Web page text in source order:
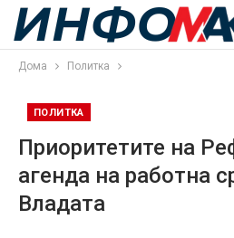
Дома Политка
ПОЛИТКА
Приоритетите на
агенда на работна
Владата